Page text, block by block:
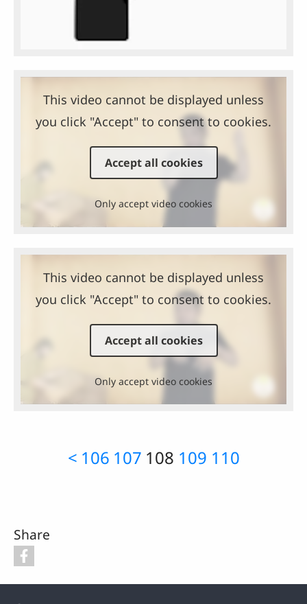
This video cannot be displayed unless
you click "Accept" to consent to cookies.
Accept all cookies
Only accept video cookies
This video cannot be displayed unless
you click "Accept" to consent to cookies.
Accept all cookies
Only accept video cookies
< 106 107 108 109 110
Share